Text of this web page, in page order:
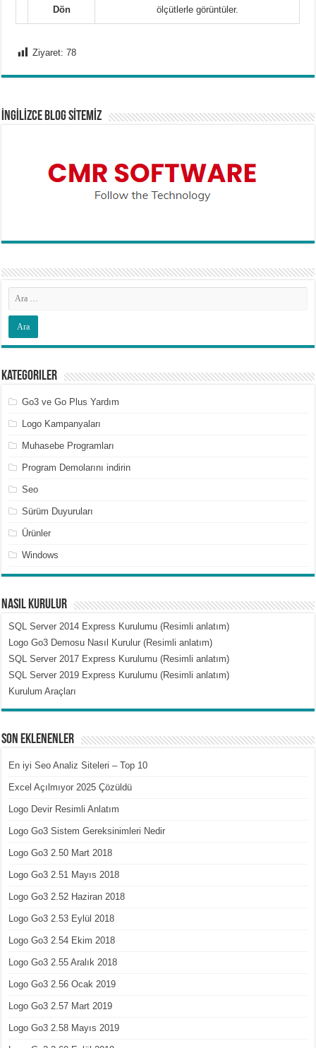
Dön
ölçütlerle görüntüler.
Ziyaret: 78
İNGİLİZCE BLOG SİTEMİZ
Kategoriler
Go3 ve Go Plus Yardım
Logo Kampanyaları
Muhasebe Programları
Program Demolarını indirin
Seo
Sürüm Duyuruları
Ürünler
Windows
Nasıl Kurulur
SQL Server 2014 Express Kurulumu (Resimli anlatım)
Logo Go3 Demosu Nasıl Kurulur (Resimli anlatım)
SQL Server 2017 Express Kurulumu (Resimli anlatım)
SQL Server 2019 Express Kurulumu (Resimli anlatım)
Kurulum Araçları
Son Eklenenler
En iyi Seo Analiz Siteleri – Top 10
Excel Açılmıyor 2025 Çözüldü
Logo Devir Resimli Anlatım
Logo Go3 Sistem Gereksinimleri Nedir
Logo Go3 2.50 Mart 2018
Logo Go3 2.51 Mayıs 2018
Logo Go3 2.52 Haziran 2018
Logo Go3 2.53 Eylül 2018
Logo Go3 2.54 Ekim 2018
Logo Go3 2.55 Aralık 2018
Logo Go3 2.56 Ocak 2019
Logo Go3 2.57 Mart 2019
Logo Go3 2.58 Mayıs 2019